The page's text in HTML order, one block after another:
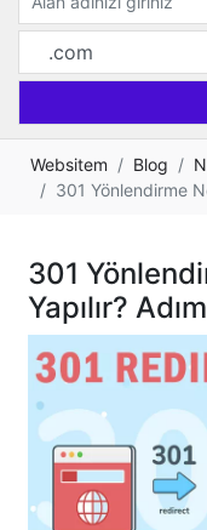
Websitem Blog
301 Yönlendirme
301
Yapılır?